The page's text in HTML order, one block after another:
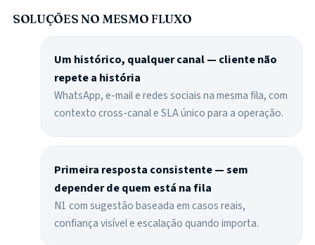
SOLUÇÕES NO MESMO FLUXO
Um histórico, qualquer canal — cliente não
repete a história
WhatsApp, e-mail e redes sociais na mesma fila, com
contexto cross-canal e SLA único para a operação.
Primeira resposta consistente — sem
depender de quem está na fila
N1 com sugestão baseada em casos reais,
confiança visível e escalação quando importa.